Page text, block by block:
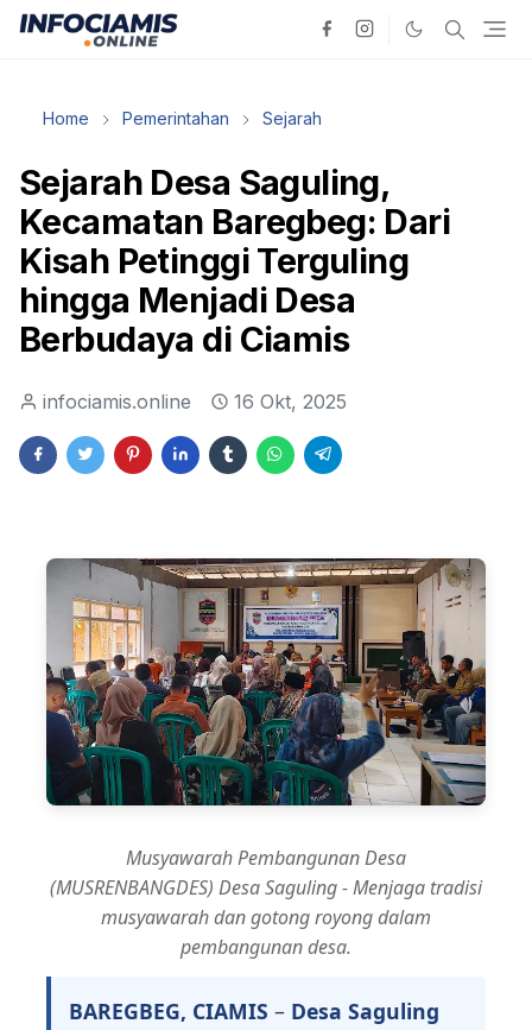
Home Pemerintahan Sejarah
Sejarah Desa Saguling,
Kecamatan Baregbeg: Dari
Kisah Petinggi Terguling
hingga Menjadi Desa
Berbudaya di Ciamis
infociamis.online 16 Okt, 2025
Musyawarah Pembangunan Desa
(MUSRENBANGDES) Desa Saguling - Menjaga tradisi
musyawarah dan gotong royong dalam
pembangunan desa.
BAREGBEG, CIAMIS – Desa Saguling